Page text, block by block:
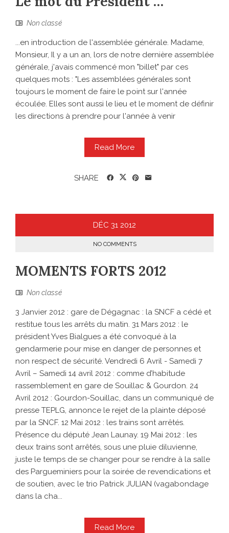
Non classé
...en introduction de l'assemblée générale. Madame,
Monsieur, Il y a un an, lors de notre dernière assemblée
générale, j'avais commencé mon "billet" par ces
quelques mots : "Les assemblées générales sont
toujours le moment de faire le point sur l'année
écoulée. Elles sont aussi le lieu et le moment de définir
les directions à prendre pour l'année à venir
Read More
SHARE
DÉC 31 2012
NO COMMENTS
MOMENTS FORTS 2012
Non classé
3 Janvier 2012 : gare de Dégagnac : la SNCF a cédé et
restitue tous les arrêts du matin. 31 Mars 2012 : le
président Yves Bialgues a été convoqué à la
gendarmerie pour mise en danger de personnes et
non respect de sécurité. Vendredi 6 Avril - Samedi 7
Avril – Samedi 14 avril 2012 : comme d’habitude
rassemblement en gare de Souillac & Gourdon. 24
Avril 2012 : Gourdon-Souillac, dans un communiqué de
presse TEPLG, annonce le rejet de la plainte déposé
par la SNCF. 12 Mai 2012 : les trains sont arrêtés.
Présence du député Jean Launay. 19 Mai 2012 : les
deux trains sont arrêtés, sous une pluie diluvienne,
juste le temps de se changer pour se rendre à la salle
des Pargueminiers pour la soirée de revendications et
de soutien, avec le trio Patrick JULIAN (vagabondage
dans la cha...
Read More